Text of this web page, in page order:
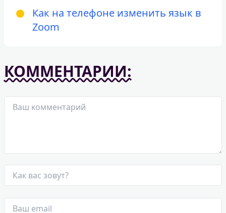
Как на телефоне изменить язык в
Zoom
КОММЕНТАРИИ: